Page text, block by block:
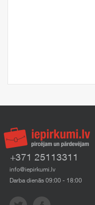
+371 25113311
info@iepirkumi.lv
Darba dienās 09:00 - 18:00